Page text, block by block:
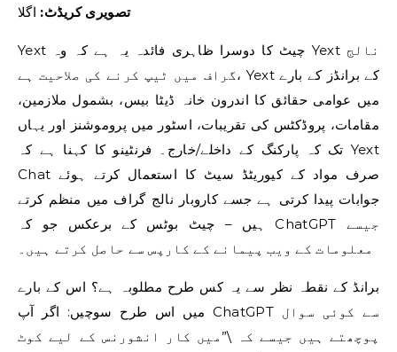
تصویری کریڈٹ: اگلا
Yext چیٹ کا دوسرا ظاہری فائدہ یہ ہے کہ وہ Yext نالج
گراف میں ٹیپ کرنے کی صلاحیت ہے، Yext کے برانڈز کے بارے
میں عوامی حقائق کا اندرون خانہ ڈیٹا بیس، بشمول ملازمین،
مقامات، پروڈکٹس کی تقریبات، اسٹور میں پروموشنز اور یہاں
تک کہ پارکنگ کے داخلے/خارج۔ فرنٹینو کا کہنا ہے کہ Yext
Chat صرف مواد کے کیوریٹڈ سیٹ کا استعمال کرتے ہوئے
جوابات پیدا کرتی ہے جسے کاروبار نالج گراف میں منظم کرتے
ہیں – چیٹ بوٹس کے برعکس جو کہ ChatGPT جیسے
معلومات کے ویب پیمانے کے کارپس سے حاصل کرتے ہیں۔
برانڈ کے نقطہ نظر سے یہ کس طرح مطلوبہ ہے؟ اس کے بارے
میں اس طرح سوچیں: اگر آپ ChatGPT سے کوئی سوال
پوچھتے ہیں جیسے کہ \”میں کار انشورنس کے لیے کوٹ